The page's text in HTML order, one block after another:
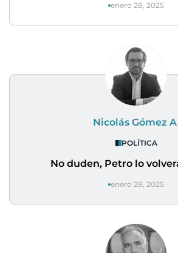
enero 28, 2025
Nicolás Gómez
POLÍTICA
No duden, Petro lo
enero 28, 2025